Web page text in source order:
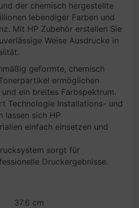
der chemisch hergestellte
lebendiger Farben und
Mit HP Zubehör erstellen Sie
Weise Ausdrucke in
geformte, chemisch
ermöglichen
ein breites Farbspektrum.
Technologie Installations- und
lassen sich HP
einfach einsetzen und
sorgt für
Druckergebnisse.
37.6 cm